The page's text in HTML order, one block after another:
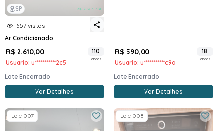
SP
557 visitas
Ar Condicionado
R$ 2.610,00
Usuario: u***********2c5
110
Lances
Lote Encerrado
Ver Detalhes
R$ 590,00
Usuario: u***********c9a
18
Lances
Lote Encerrado
Ver Detalhes
Lote 007 Lote 008